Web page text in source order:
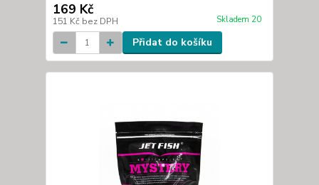
169 Kč
151 Kč bez DPH Skladem 20
Přidat do košíku